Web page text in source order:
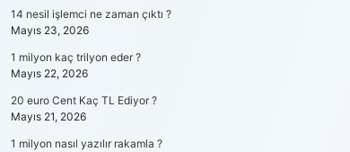
14 nesil işlemci ne zaman çıktı ?
Mayıs 23, 2026
1 milyon kaç trilyon eder ?
Mayıs 22, 2026
20 euro Cent Kaç TL Ediyor ?
Mayıs 21, 2026
1 milyon nasıl yazılır rakamla ?